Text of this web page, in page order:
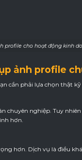
profile cho hoạt động kinh
ảnh profile
cần phải lựa chọn thật
chuyên nghiệp. Tuy
hơn.
hơn. Dịch vụ là điều